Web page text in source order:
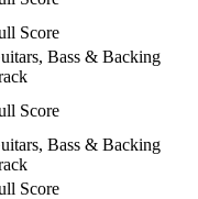
Score
Bass & Backing
Score
Bass & Backing
Score